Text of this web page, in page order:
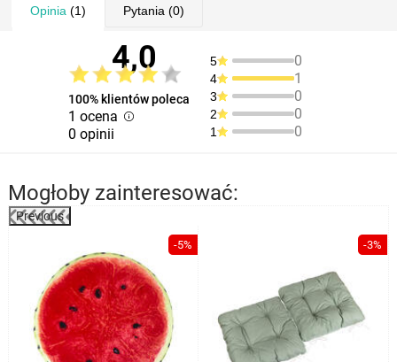
Opinia (1) Pytania (0)
4,0
100% klientów poleca
1 ocena
0 opinii
5 0
4 1
3 0
2 0
1 0
Mogłoby zainteresować:
Previous
-5% -3%